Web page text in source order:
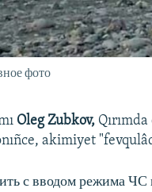
фото
Oleg Zubkov,
akimiyet
с вводом режима